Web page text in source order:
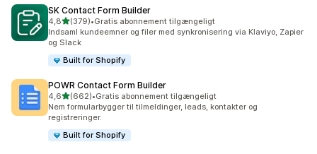
SK Contact Form Builder
4,8ud af 5 stjerner
(379)
379 anmeldelser i alt
•Gratis abonnement tilgængeligt
Indsaml kundeemner og filer med synkronisering via Klaviyo, Zapier
og Slack
Built for Shopify
POWR Contact Form Builder
4,6ud af 5 stjerner
(662)
662 anmeldelser i alt
•Gratis abonnement tilgængeligt
Nem formularbygger til tilmeldinger, leads, kontakter og
registreringer.
Built for Shopify